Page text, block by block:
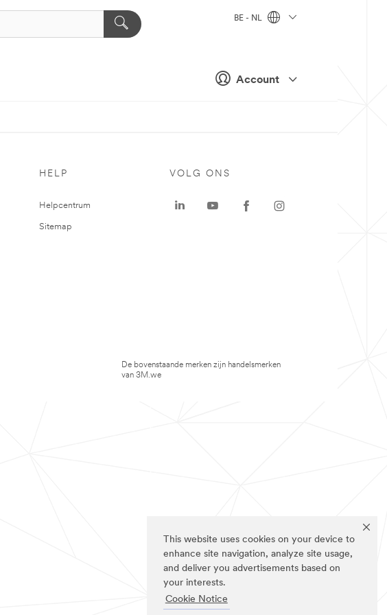
This website uses cookies on your device to
enhance site navigation, analyze site usage,
and deliver you advertisements based on
your interests.
Cookie Notice
Account
BE - NL
HELP
Helpcentrum
Sitemap
VOLG ONS
De bovenstaande merken zijn handelsmerken
van 3M.we